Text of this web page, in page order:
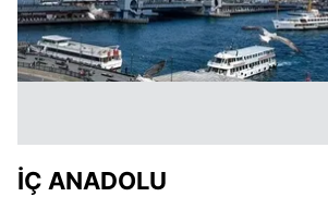
İÇ ANADOLU